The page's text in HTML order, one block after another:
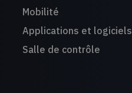
Mobilité
Applications et logiciels
Salle de contrôle